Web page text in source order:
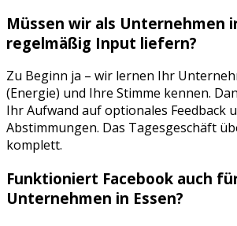
Müssen wir als Unternehmen
regelmäßig Input liefern?
Zu Beginn ja – wir lernen Ihr
(Energie) und Ihre Stimme kennen.
Ihr Aufwand auf optionales Feedback
Abstimmungen. Das Tagesgeschäft
komplett.
Funktioniert Facebook auch
Unternehmen in Essen?